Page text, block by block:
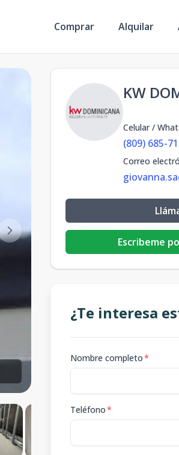
Comprar Alquilar
KW
Celular /
(809) 685-
Correo
Escribeme
¿Te interesa
Nombre completo*
Teléfono*